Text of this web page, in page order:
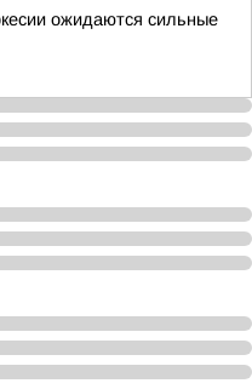
ожидаются сильные